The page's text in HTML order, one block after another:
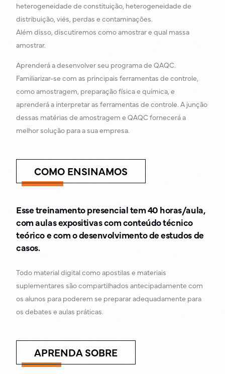
heterogeneidade de constituição, heterogeneidade de
distribuição, viés, perdas e contaminações.
Além disso, discutiremos como amostrar e qual massa
amostrar.
Aprenderá a desenvolver seu programa de QAQC.
Familiarizar-se com as principais ferramentas de controle,
como amostragem, preparação física e química, e
aprenderá a interpretar as ferramentas de controle. A junção
dessas matérias de amostragem e QAQC fornecerá a
melhor solução para a sua empresa.
COMO ENSINAMOS
Esse treinamento presencial tem 40 horas/aula,
com aulas expositivas com conteúdo técnico
teórico e com o desenvolvimento de estudos de
casos.
Todo material digital como apostilas e materiais
suplementares são compartilhados antecipadamente com
os alunos para poderem se preparar adequadamente para
os debates e aulas práticas.
APRENDA SOBRE